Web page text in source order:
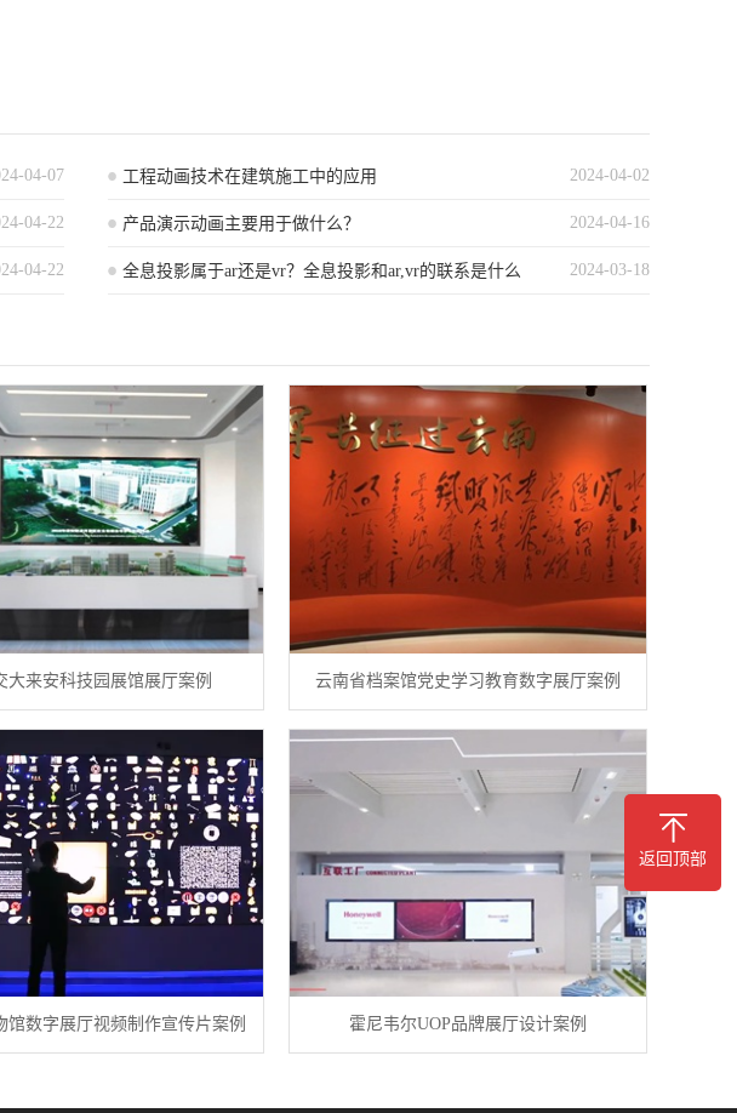
04-07 2024-04-02
工程动画技术在建筑施工中的应用
04-22 2024-04-16
产品演示动画主要用于做什么？
04-22 2024-03-18
全息投影属于ar还是vr？全息投影和ar,vr的联系是什么
大来安科技园展馆展厅案例 云南省档案馆党史学习教育数字展厅案例
馆数字展厅视频制作宣传片案例 霍尼韦尔UOP品牌展厅设计案例
返回顶部